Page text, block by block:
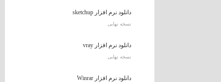
دانلود نرم افزار sketchup
نسخه نهایی
دانلود نرم افزار vray
نسخه نهایی
دانلود نرم افزار Winrar